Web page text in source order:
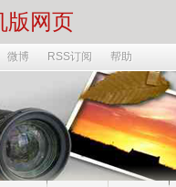
版网页
微博 RSS订阅 帮助